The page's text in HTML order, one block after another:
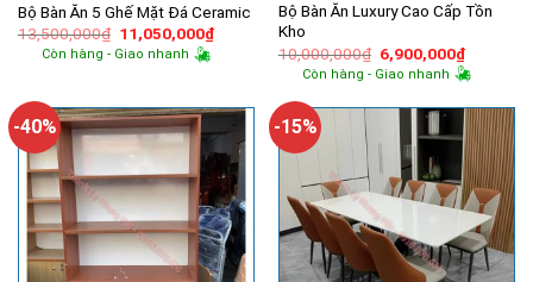
Bộ Bàn Ăn 5 Ghế Mặt Đá Ceramic
13,500,000₫ Giá
gốc
là:
11,050,000₫Giá
hiện
Còn hàng - Giao nhanh
Bộ Bàn Ăn Luxury Cao Cấp Tồn
Kho
10,000,000₫ Giá
gốc
là:
6,900,000₫Giá
hiện
tại
Còn hàng - Giao nhanh
-40% -15%